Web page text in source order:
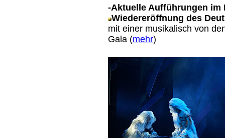
-Aktuelle Aufführungen im
Wiedereröffnung des
mit einer musikalisch von
Gala (mehr)